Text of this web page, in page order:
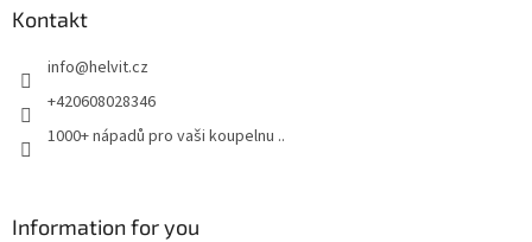
Kontakt
info@helvit.cz
+420608028346
1000+ nápadů pro vaši koupelnu ..
Information for you